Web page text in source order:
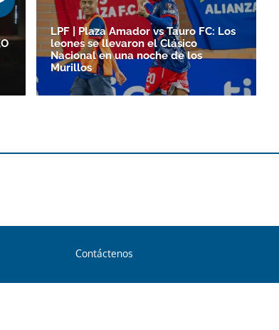
LPF | Plaza Amador vs Tauro FC: Los
leones se llevaron el Clásico
Nacional en una noche de los
Murillos
Contáctenos